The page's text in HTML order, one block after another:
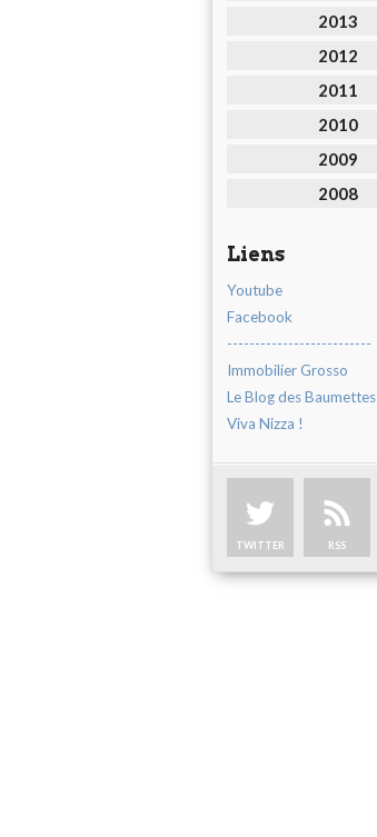
2013
2012
2011
2010
2009
2008
Liens
Youtube
Facebook
--------------------------
Immobilier Grosso
Le Blog des Baumettes
Viva Nizza !
TWITTER RSS